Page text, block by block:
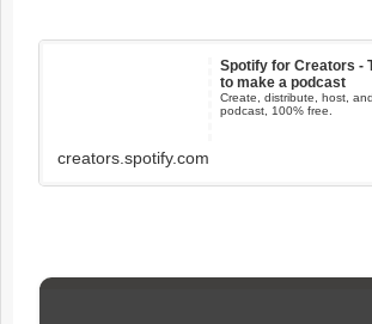
Spotify for Creators -
to make a podcast
Create, distribute, host,
podcast, 100% free.
creators.spotify.com